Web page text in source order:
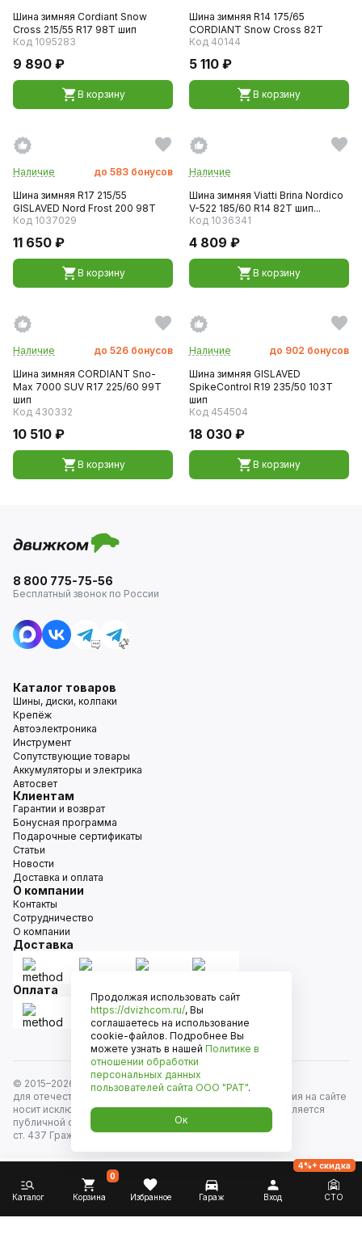
Шина зимняя Cordiant Snow
Cross 215/55 R17 98T шип
Код 1095283
9 890 ₽
В корзину
Шина зимняя R14 175/65
CORDIANT Snow Сross 82T
Код 40144
5 110 ₽
В корзину
Наличие до 583 бонусов
Шина зимняя R17 215/55
GISLAVED Nord Frost 200 98T
Код 1037029
11 650 ₽
В корзину
Наличие
Шина зимняя Viatti Brina Nordico
V-522 185/60 R14 82T шип...
Код 1036341
4 809 ₽
В корзину
Наличие до 526 бонусов
Шина зимняя CORDIANT Sno-
Max 7000 SUV R17 225/60 99T
шип
Код 430332
10 510 ₽
В корзину
Наличие до 902 бонусов
Шина зимняя GISLAVED
SpikeControl R19 235/50 103T
шип
Код 454504
18 030 ₽
В корзину
8 800 775-75-56
Бесплатный звонок по России
Каталог товаров
Шины, диски, колпаки
Крепёж
Автоэлектроника
Инструмент
Сопутствующие товары
Аккумуляторы и электрика
Автосвет
Клиентам
Гарантии и возврат
Бонусная программа
Подарочные сертификаты
Статьи
Новости
Доставка и оплата
О компании
Контакты
Сотрудничество
О компании
Доставка
Оплата
© 2015–2026
Движком — сеть магазинов автозапчастей
для отечественных автомобилей и иномарок. Информация на сайте
носит исключительно информационный характер и не является
публичной офертой, определяемой положениями
ст. 437 Гражданского кодекса РФ. Все права защищены.
Каталог Корзина
0
Избранное Гараж Вход СТО
4%+ скидка
Продолжая использовать сайт
https://dvizhcom.ru/, Вы
соглашаетесь на использование
cookie-файлов. Подробнее Вы
можете узнать в нашей Политике в
отношении обработки
персональных данных
пользователей сайта ООО "РАТ".
Ок